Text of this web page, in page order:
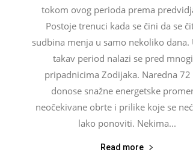
tokom ovog perioda prema
Postoje trenuci kada se čini da se
sudbina menja u samo nekoliko dana.
takav period nalazi se pred
pripadnicima Zodijaka. Naredna 72
donose snažne energetske
neočekivane obrte i prilike koje se
lako ponoviti. Nekima...
Read more